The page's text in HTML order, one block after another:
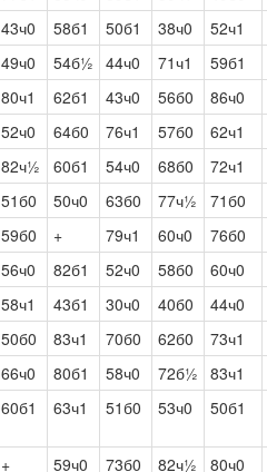
43ч0 58б1 50б1 38ч0 52ч1
49ч0 54б½ 44ч0 71ч1 59б1
80ч1 62б1 43ч0 56б0 86ч0
52ч0 64б0 76ч1 57б0 62ч1
82ч½ 60б1 54ч0 68б0 72ч1
51б0 50ч0 63б0 77ч½ 71б0
59б0 + 79ч1 60ч0 76б0
56ч0 82б1 52ч0 58б0 60ч0
58ч1 43б1 30ч0 40б0 44ч0
50б0 83ч1 70б0 62б0 73ч1
66ч0 80б1 58ч0 72б½ 83ч1
60б1 63ч1 51б0 53ч0 50б1
+ 59ч0 73б0 82ч½ 80ч0